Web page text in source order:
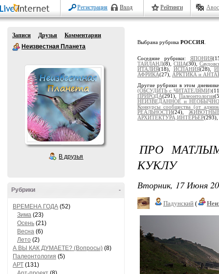
Регистрация Вход Рейтинги
Записи Друзья
Комментарии
Неизвестная Планета
В друзья
-
Рубрики
ВРЕМЕНА ГОДА (52)
Зима (23)
Осень (21)
Весна (6)
Лето (2)
А ВЫ КАК ДУМАЕТЕ? (Вопросы) (8)
Палеонтология (5)
АРТ (131)
Выбрана рубрика РОССИЯ
Соседние рубрики: ЯПОНИЯ
ТАЙЛАНД(8), США(30),
ИТАЛИЯ(18), ИСПАНИЯ(28),
АФРИКА(27), АРКТИКА и
Другие рубрики в этом
(ОБСУДИТЬ с ЧИТАТЕЛЯМИ)
ПРИРОДА(291),Палеонтология
НЕИЗВЕДАННОЕ и
Конкурсы сообщества (от
РЕАЛЬНОСТИ(24),
АРХИТЕКТУРА,ИНТЕРЬЕР(293),
ПРО
КУКЛУ
Вторник, 17 Июня
Падунский (